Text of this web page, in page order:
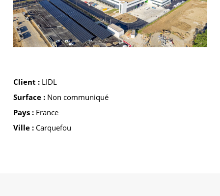
Client : LIDL
Surface : Non communiqué
Pays : France
Ville : Carquefou